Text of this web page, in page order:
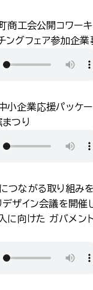
商工会公開コワー
ングフェア参加企業
小企業応援パッケ
つり
つながる取り組み
デザイン会議を開催
入に向けた ガバメン